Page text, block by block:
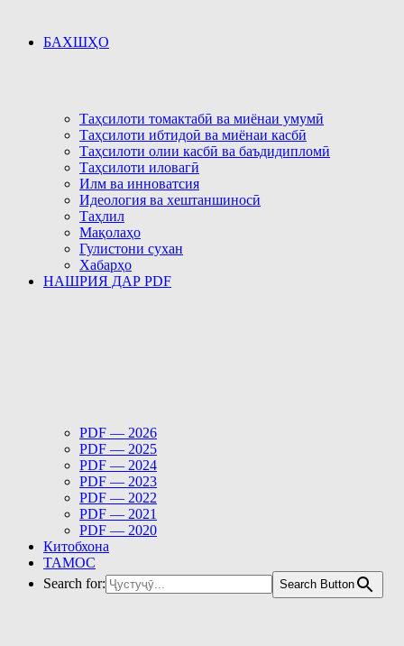
БАХШҲО
Таҳсилоти томактабӣ ва миёнаи умумӣ
Таҳсилоти ибтидоӣ ва миёнаи касбӣ
Таҳсилоти олии касбӣ ва баъдидипломӣ
Таҳсилоти иловагӣ
Илм ва инноватсия
Идеология ва хештаншиносӣ
Таҳлил
Мақолаҳо
Гулистони сухан
Хабарҳо
НАШРИЯ ДАР PDF
PDF — 2026
PDF — 2025
PDF — 2024
PDF — 2023
PDF — 2022
PDF — 2021
PDF — 2020
Китобхона
ТАМОС
Search for:
Search Button